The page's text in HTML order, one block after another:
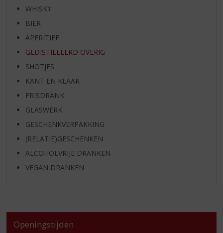
WHISKY
BIER
APERITIEF
GEDISTILLEERD OVERIG
SHOTJES
KANT EN KLAAR
FRISDRANK
GLASWERK
GESCHENKVERPAKKING
(RELATIE)GESCHENKEN
ALCOHOLVRIJE DRANKEN
VEGAN DRANKEN
Openingstijden